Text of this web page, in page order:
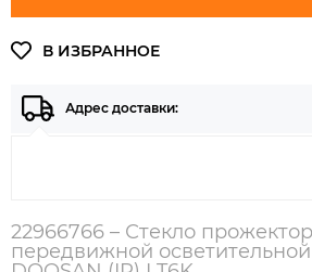
Адрес доставки:
22966766 – Стекло
передвижной